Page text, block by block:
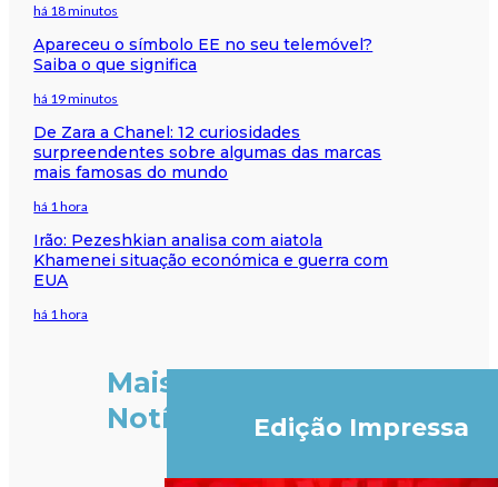
há 18 minutos
Apareceu o símbolo EE no seu telemóvel?
Saiba o que significa
há 19 minutos
De Zara a Chanel: 12 curiosidades
surpreendentes sobre algumas das marcas
mais famosas do mundo
há 1 hora
Irão: Pezeshkian analisa com aiatola
Khamenei situação económica e guerra com
EUA
há 1 hora
Mais
Notícias
Edição Impressa